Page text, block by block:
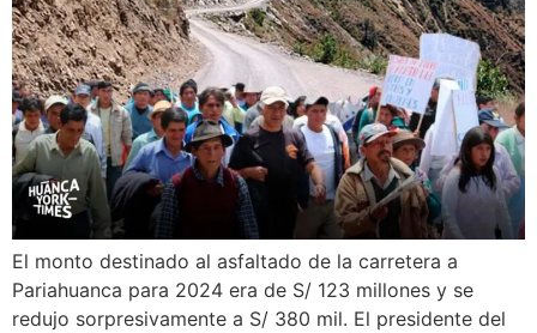
El monto destinado al asfaltado de la carretera a
Pariahuanca para 2024 era de S/ 123 millones y se
redujo sorpresivamente a S/ 380 mil. El presidente del